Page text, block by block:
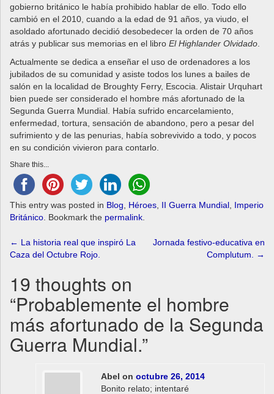
gobierno británico le había prohibido hablar de ello. Todo ello
cambió en el 2010, cuando a la edad de 91 años, ya viudo, el
asoldado afortunado decidió desobedecer la orden de 70 años
atrás y publicar sus memorias en el libro El Highlander Olvidado
Actualmente se dedica a enseñar el uso de ordenadores a los
jubilados de su comunidad y asiste todos los lunes a bailes de
salón en la localidad de Broughty Ferry, Escocia. Alistair Urquhart
bien puede ser considerado el hombre más afortunado de la
Segunda Guerra Mundial. Había sufrido encarcelamiento,
enfermedad, tortura, sensación de abandono, pero a pesar del
sufrimiento y de las penurias, había sobrevivido a todo, y pocos
en su condición vivieron para contarlo.
Share this...
This entry was posted in Blog Héroes II Guerra Mundial Imperio
Británico . Bookmark the permalink
Post
navigation
← La historia real que inspiró La
Caza del Octubre Rojo.
Jornada festivo-educativa en
Complutum.
→
19 thoughts on
“Probablemente el hombre
más afortunado de la Segunda
Guerra Mundial.”
Abel on octubre 26, 2014
Bonito relato; intentaré